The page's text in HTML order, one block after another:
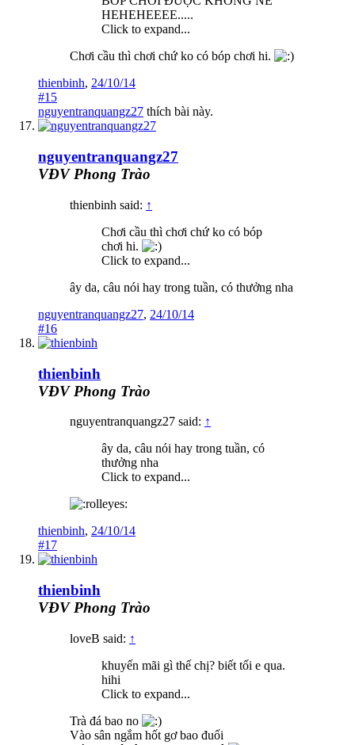
HEHEHEEEE.....
Click to expand...
Chơi cầu thì chơi chứ ko có bóp chơi hi.
thienbinh, 24/10/14
#15
nguyentranquangz27 thích bài này.
nguyentranquangz27
VĐV Phong Trào
thienbinh said: ↑
Chơi cầu thì chơi chứ ko có bóp
chơi hi.
Click to expand...
ây da, câu nói hay trong tuần, có thưởng nha
nguyentranquangz27, 24/10/14
#16
thienbinh
VĐV Phong Trào
nguyentranquangz27 said: ↑
ây da, câu nói hay trong tuần, có
thưởng nha
Click to expand...
thienbinh, 24/10/14
#17
thienbinh
VĐV Phong Trào
loveB said: ↑
khuyến mãi gì thế chị? biết tối e qua.
hihi
Click to expand...
Trà đá bao no
Vào sân ngắm hốt gơ bao đuối